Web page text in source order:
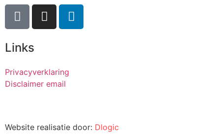
Links
Privacyverklaring
Disclaimer email
Website realisatie door: Dlogic